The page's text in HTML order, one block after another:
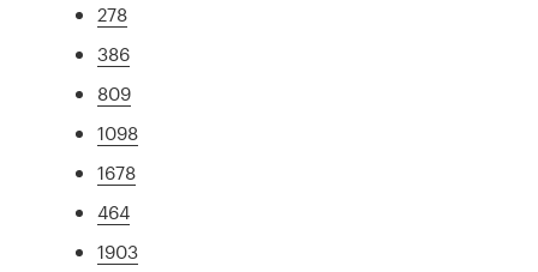
278
386
809
1098
1678
464
1903